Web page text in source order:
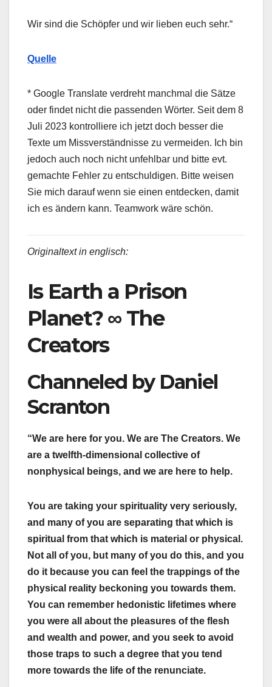
Wir sind die Schöpfer und wir lieben euch sehr.“
Quelle
* Google Translate verdreht manchmal die Sätze
oder findet nicht die passenden Wörter. Seit dem 8
Juli 2023 kontrolliere ich jetzt doch besser die
Texte um Missverständnisse zu vermeiden. Ich bin
jedoch auch noch nicht unfehlbar und bitte evt.
gemachte Fehler zu entschuldigen. Bitte weisen
Sie mich darauf wenn sie einen entdecken, damit
ich es ändern kann. Teamwork wäre schön.
Originaltext in englisch:
Is Earth a Prison
Planet? ∞ The
Creators
Channeled by Daniel
Scranton
“We are here for you. We are The Creators. We
are a twelfth-dimensional collective of
nonphysical beings, and we are here to help.
You are taking your spirituality very seriously,
and many of you are separating that which is
spiritual from that which is material or physical.
Not all of you, but many of you do this, and you
do it because you can feel the trappings of the
physical reality beckoning you towards them.
You can remember hedonistic lifetimes where
you were all about the pleasures of the flesh
and wealth and power, and you seek to avoid
those traps to such a degree that you tend
more towards the life of the renunciate.